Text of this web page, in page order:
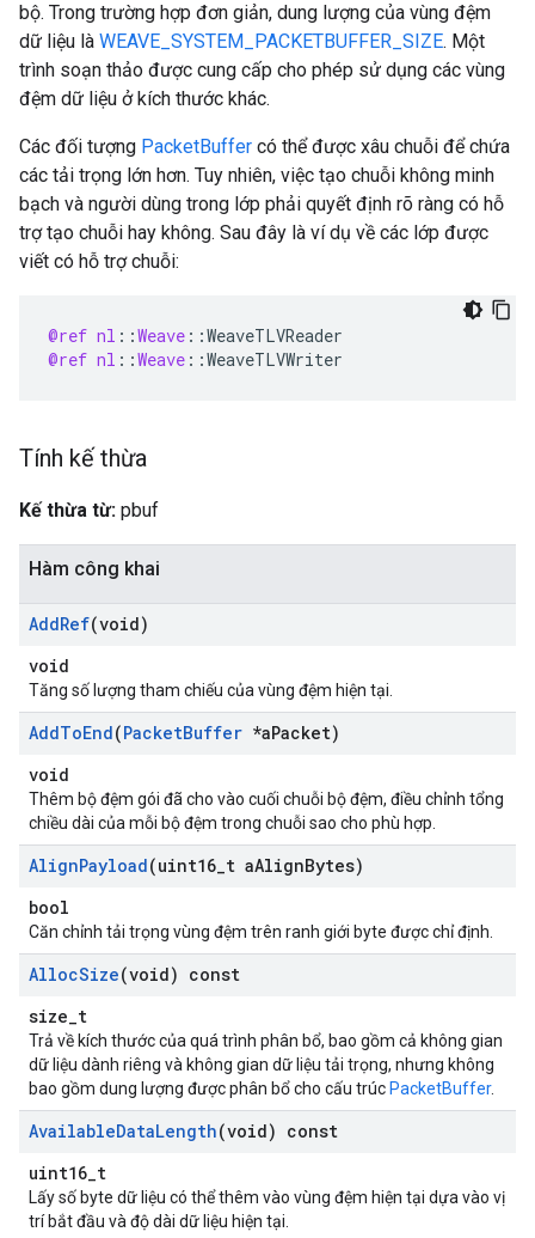
bộ. Trong trường hợp đơn giản, dung lượng của vùng đệm
dữ liệu là WEAVE_SYSTEM_PACKETBUFFER_SIZE. Một
trình soạn thảo được cung cấp cho phép sử dụng các vùng
đệm dữ liệu ở kích thước khác.
Các đối tượng PacketBuffer có thể được xâu chuỗi để chứa
các tải trọng lớn hơn. Tuy nhiên, việc tạo chuỗi không minh
bạch và người dùng trong lớp phải quyết định rõ ràng có hỗ
trợ tạo chuỗi hay không. Sau đây là ví dụ về các lớp được
viết có hỗ trợ chuỗi:
@ref nl : :Weave : :WeaveTLVReader
@ref nl : :Weave : :WeaveTLVWriter
Tính kế thừa
Kế thừa từ: pbuf
Hàm công khai
AddRef(void)
void
Tăng số lượng tham chiếu của vùng đệm hiện tại.
AddToEnd(PacketBuffer *aPacket)
void
Thêm bộ đệm gói đã cho vào cuối chuỗi bộ đệm, điều chỉnh tổng
chiều dài của mỗi bộ đệm trong chuỗi sao cho phù hợp.
AlignPayload(uint16 t aAlignBytes)
bool
Căn chỉnh tải trọng vùng đệm trên ranh giới byte được chỉ định.
AllocSize(void) const
size_t
Trả về kích thước của quá trình phân bổ, bao gồm cả không gian
dữ liệu dành riêng và không gian dữ liệu tải trọng, nhưng không
bao gồm dung lượng được phân bổ cho cấu trúc PacketBuffer.
AvailableDataLength(void) const
uint16_t
Lấy số byte dữ liệu có thể thêm vào vùng đệm hiện tại dựa vào vị
trí bắt đầu và độ dài dữ liệu hiện tại.